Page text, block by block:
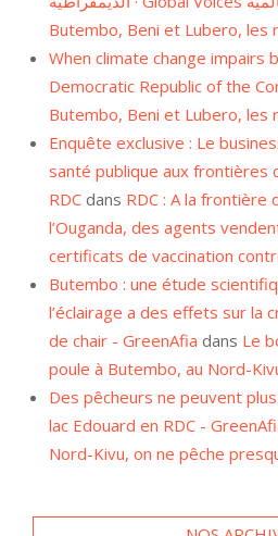
Butembo, Beni et Lubero, les
When climate change impairs
Democratic Republic of the
Butembo, Beni et Lubero, les
Enquête exclusive : Le
santé publique aux frontières
RDC dans RDC : A la frontière
l’Ouganda, des agents
certificats de vaccination
Butembo : une étude
l’éclairage a des effets sur la
de chair - GreenAfia dans Le
poule à Butembo, au Nord-
Des pêcheurs ne peuvent
lac Edouard en RDC -
Nord-Kivu, on ne pêche